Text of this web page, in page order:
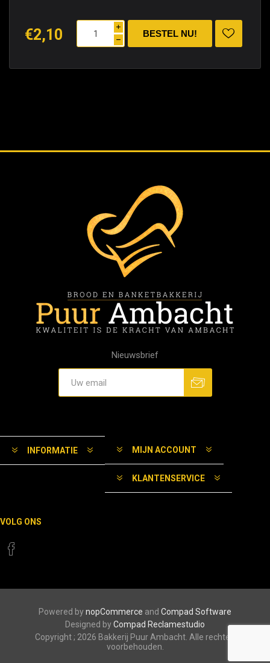
€2,10 i
h
Nieuwsbrief
INFORMATIE MIJN ACCOUNT
KLANTENSERVICE
VOLG ONS
Powered bynopCommerce and Compad Software
Designed byCompad Reclamestudio
Copyright ; 2026 Bakkerij Puur Ambacht. Alle rechten
voorbehouden.